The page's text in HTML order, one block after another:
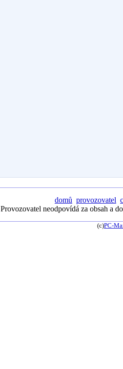
domů provozovatel
Provozovatel neodpovídá za obsah a
(c)PC-